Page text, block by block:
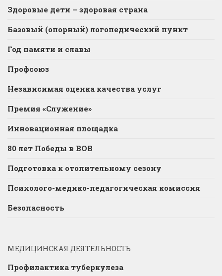
Здоровые дети – здоровая страна
Базовый (опорный) логопедический пункт
Год памяти и славы
Профсоюз
Независимая оценка качества услуг
Премия «Служение»
Инновационная площадка
80 лет Победы в ВОВ
Подготовка к отопительному сезону
Психолого-медико-педагогическая комиссия
Безопасность
МЕДИЦИНСКАЯ ДЕЯТЕЛЬНОСТЬ
Профилактика туберкулеза